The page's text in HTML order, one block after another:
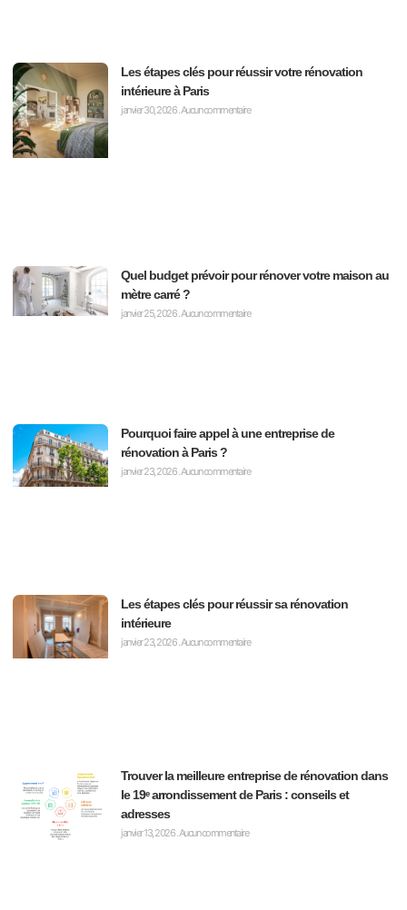
Les étapes clés pour réussir votre rénovation
intérieure à Paris
janvier 30, 2026Aucun commentaire
Quel budget prévoir pour rénover votre maison au
mètre carré ?
janvier 25, 2026Aucun commentaire
Pourquoi faire appel à une entreprise de
rénovation à Paris ?
janvier 23, 2026 Aucun commentaire
Les étapes clés pour réussir sa rénovation
intérieure
janvier 23, 2026Aucun commentaire
Trouver la meilleure entreprise de rénovation dans
le 19ᵉ arrondissement de Paris : conseils et
adresses
janvier 13, 2026Aucun commentaire